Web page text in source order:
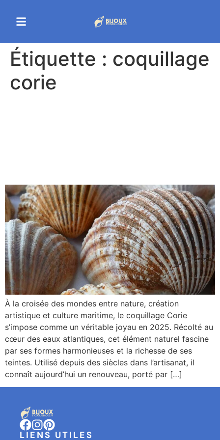
Étiquette : coquillage
corie
À la croisée des mondes entre nature, création
artistique et culture maritime, le coquillage Corie
s’impose comme un véritable joyau en 2025. Récolté au
cœur des eaux atlantiques, cet élément naturel fascine
par ses formes harmonieuses et la richesse de ses
teintes. Utilisé depuis des siècles dans l’artisanat, il
connaît aujourd’hui un renouveau, porté par […]
LIENS UTILES